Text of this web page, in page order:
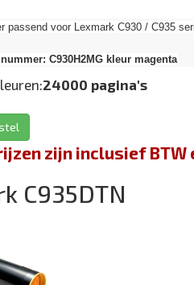
passend voor Lexmark C930 / C935
C930H2MG kleur magenta
24000 pagina's
zijn inclusief
C935DTN